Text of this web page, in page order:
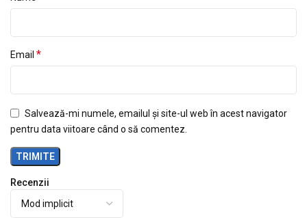
Recenzii
Email *
Salvează-mi numele, emailul și site-ul web în acest navigator
pentru data viitoare când o să comentez.